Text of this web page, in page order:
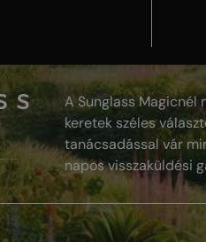
A Sunglass
keretek széles
tanácsadással vár
napos visszaküldési